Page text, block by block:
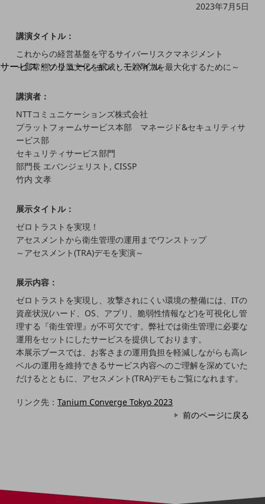
別ウィンドウで開きます
サービス・ソリューション・モバイル
DXに関する課題を解決する
サービス・ソリューションをご紹介
カテゴリーで探す
カテゴリーで探すTOP
ネットワーク・モバイル
クラウド・データセンター
セキュリティ
データ利活用
運用管理
業務支援・マーケティング
災害対策・BCP
課題・ニーズで探す
課題・ニーズで探すTOP
2023年7月5日
講演タイトル：
これからの経営基盤を守るサイバーリスクマネジメント
～新常態の企業文化を醸成し、競争力を最大化するために～
講演者：
NTTコミュニケーションズ株式会社
プラットフォームサービス本部 マネージド&セキュリティサ
ービス部
セキュリティサービス部門
部門長 エバンジェリスト, CISSP
竹内 文孝
展示タイトル：
ゼロトラストを実現！
アセスメントから衛生管理の運用までワンストップ
～アセスメント(TRA)デモを実演～
展示内容：
ゼロトラストを実現し、攻撃されにくい環境の整備には、ITの
資産状況(ハード、OS、アプリ、脆弱性情報など)を可視化し管
理する『衛生管理』が不可欠です。弊社では衛生管理に必要な
運用をセットにしたサービスを提供しております。
本展示ブースでは、お客さまの運用負担を軽減しながらも高レ
ベルの運用を維持できるサービス内容へのご理解を深めていた
だけるとともに、アセスメント(TRA)デモもご覧になれます。
リンク先：Tanium Converge Tokyo 2023
前のページに戻る